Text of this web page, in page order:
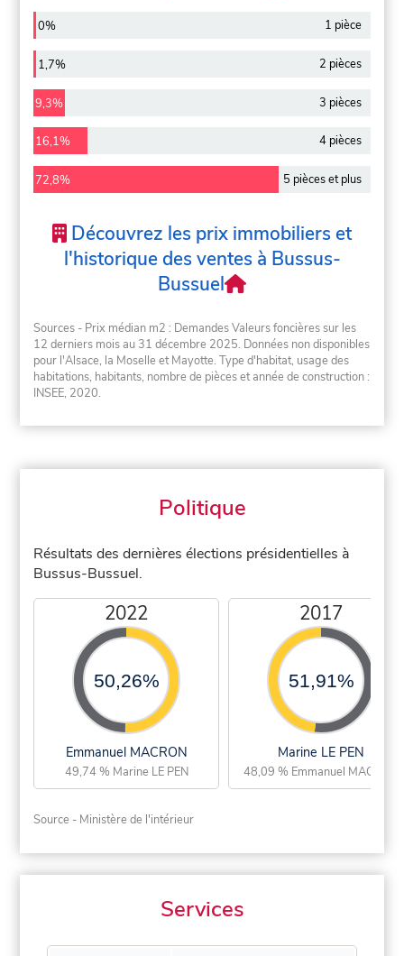
0% 1 pièce
1,7% 2 pièces
9,3% 3 pièces
16,1% 4 pièces
72,8% 5 pièces et plus
Découvrez les prix immobiliers et
l'historique des ventes à Bussus-
Bussuel
Sources - Prix médian m2 : Demandes Valeurs foncières sur les
12 derniers mois au 31 décembre 2025. Données non disponibles
pour l'Alsace, la Moselle et Mayotte. Type d'habitat, usage des
habitations, habitants, nombre de pièces et année de construction :
INSEE, 2020.
Politique
Résultats des dernières élections présidentielles à
Bussus-Bussuel.
2022
50,26%
Emmanuel MACRON
49,74 % Marine LE PEN
2017
51,91%
Marine LE PEN
48,09 % Emmanuel MACRON
Source - Ministère de l'intérieur
Services